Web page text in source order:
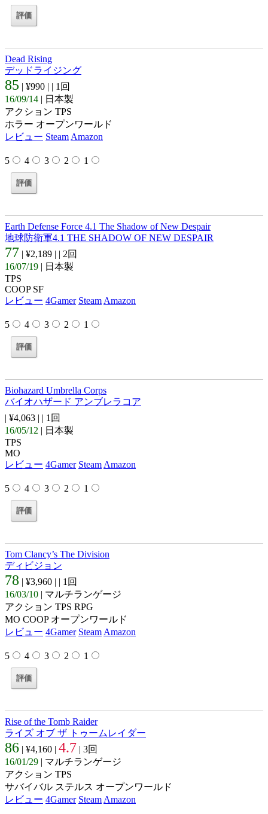
Dead Rising
デッドライジング
85 | ¥990 | | 1回
16/09/14 | 日本製
アクション TPS
ホラー オープンワールド
レビュー Steam Amazon
5 4 3 2 1
Earth Defense Force 4.1 The Shadow of New Despair
地球防衛軍4.1 THE SHADOW OF NEW DESPAIR
77 | ¥2,189 | | 2回
16/07/19 | 日本製
TPS
COOP SF
レビュー 4Gamer Steam Amazon
5 4 3 2 1
Biohazard Umbrella Corps
バイオハザード アンブレラコア
| ¥4,063 | | 1回
16/05/12 | 日本製
TPS
MO
レビュー 4Gamer Steam Amazon
5 4 3 2 1
Tom Clancy’s The Division
ディビジョン
78 | ¥3,960 | | 1回
16/03/10 | マルチランゲージ
アクション TPS RPG
MO COOP オープンワールド
レビュー 4Gamer Steam Amazon
5 4 3 2 1
Rise of the Tomb Raider
ライズ オブ ザ トゥームレイダー
86 | ¥4,160 | 4.7 | 3回
16/01/29 | マルチランゲージ
アクション TPS
サバイバル ステルス オープンワールド
レビュー 4Gamer Steam Amazon